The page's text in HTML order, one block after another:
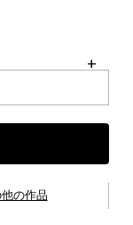
+
の作品